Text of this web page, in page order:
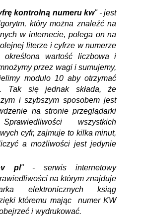
kontrolną numeru kw" - jest
który można znaleźć na
w internecie, polega on na
literze i cyfrze w numerze
określona wartość liczbowa i
przez wagi i sumujemy,
modulo 10 aby otrzymać
Tak się jednak składa, że
i szybszym sposobem jest
na stronie przeglądarki
wszystkich
cyfr, zajmuje to kilka minut,
a możliwości jest jedynie
pl" - serwis internetowy
na którym znajduje
elektronicznych ksiąg
któremu mając numer KW
i wydrukować.